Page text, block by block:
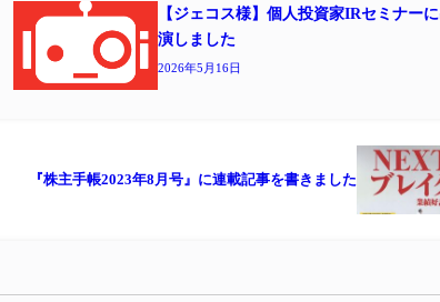
【ジェコス様】個人投資家IRセミナー
演しました
2026年5月16日
『株主手帳2023年8月号』に連載記事を書きました